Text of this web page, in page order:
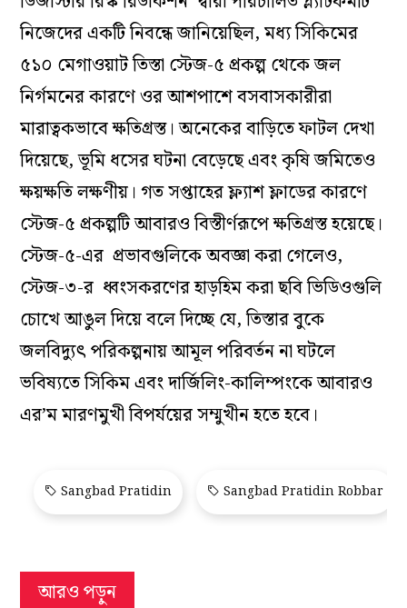
নিজেদের একটি নিবন্ধে জানিয়েছিল, মধ্য সিকিমের
৫১০ মেগাওয়াট তিস্তা স্টেজ-৫ প্রকল্প থেকে জল
নির্গমনের কারণে ওর আশপাশে বসবাসকারীরা
মারাত্বকভাবে ক্ষতিগ্রস্ত। অনেকের বাড়িতে ফাটল দেখা
দিয়েছে, ভূমি ধসের ঘটনা বেড়েছে এবং কৃষি জমিতেও
ক্ষয়ক্ষতি লক্ষণীয়। গত সপ্তাহের ফ্ল্যাশ ফ্লাডের কারণে
স্টেজ-৫ প্রকল্পটি আবারও বিস্তীর্ণরূপে ক্ষতিগ্রস্ত হয়েছে।
স্টেজ-৫-এর প্রভাবগুলিকে অবজ্ঞা করা গেলেও,
স্টেজ-৩-র ধ্বংসকরণের হাড়হিম করা ছবি ভিডিওগুলি
চোখে আঙুল দিয়ে বলে দিচ্ছে যে, তিস্তার বুকে
জলবিদ্যুৎ পরিকল্পনায় আমূল পরিবর্তন না ঘটলে
ভবিষ্যতে সিকিম এবং দার্জিলিং-কালিম্পংকে আবারও
এর’ম মারণমুখী বিপর্যয়ের সম্মুখীন হতে হবে।
Sangbad Pratidin Sangbad Pratidin Robbar
আরও পড়ুন